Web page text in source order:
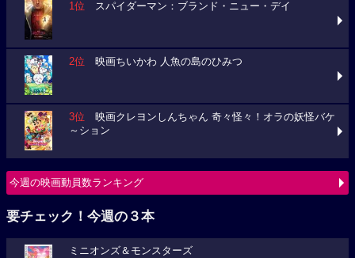
1位 スパイダーマン：ブランド・ニュー・デイ
2位 映画ちいかわ 人魚の島のひみつ
3位 映画クレヨンしんちゃん 奇々怪々！オラの妖怪バケ
～ション
今週の映画動員数ランキング
要チェック！今週の３本
ミニオンズ＆モンスターズ